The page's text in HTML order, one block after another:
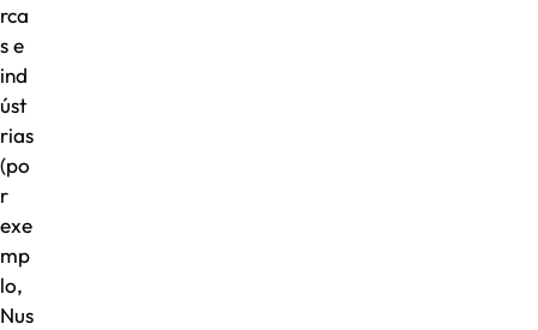
rca
s e
ind
úst
rias
(po
r
exe
mp
lo,
Nus